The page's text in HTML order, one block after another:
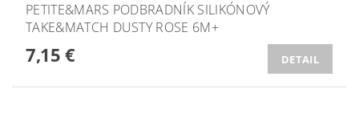
PETITE&MARS PODBRADNÍK SILIKÓNOVÝ
TAKE&MATCH DUSTY ROSE 6M+
7,15 € DETAIL